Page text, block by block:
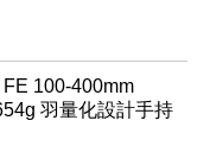
100-400mm
羽量化設計手持